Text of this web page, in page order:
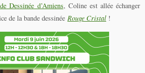
Dessinée d’Amiens, Coline est allée échanger
de la bande dessinée Rouge Cristal !